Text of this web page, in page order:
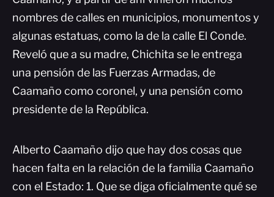
nombres de calles en municipios, monumentos y
algunas estatuas, como la de la calle El Conde.
Reveló que a su madre, Chichita se le entrega
una pensión de las Fuerzas Armadas, de
Caamaño como coronel, y una pensión como
presidente de la República.
Alberto Caamaño dijo que hay dos cosas que
hacen falta en la relación de la familia Caamaño
con el Estado: 1. Que se diga oficialmente qué se